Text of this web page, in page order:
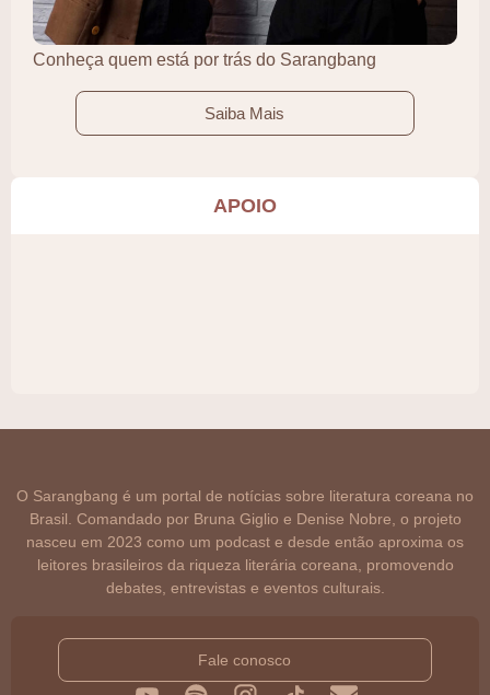
Conheça quem está por trás do Sarangbang
Saiba Mais
APOIO
O Sarangbang é um portal de notícias sobre literatura coreana no
Brasil. Comandado por Bruna Giglio e Denise Nobre, o projeto
nasceu em 2023 como um podcast e desde então aproxima os
leitores brasileiros da riqueza literária coreana, promovendo
debates, entrevistas e eventos culturais.
Fale conosco